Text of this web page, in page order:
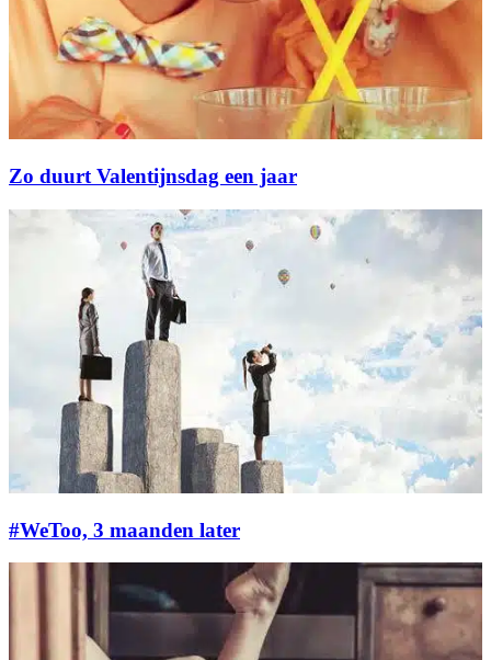
Zo duurt Valentijnsdag een jaar
#WeToo, 3 maanden later